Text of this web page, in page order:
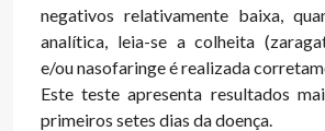
negativos relativamente baixa,
analítica, leia-se a colheita
e/ou nasofaringe é realizada
Este teste apresenta resultados
primeiros setes dias da doença.